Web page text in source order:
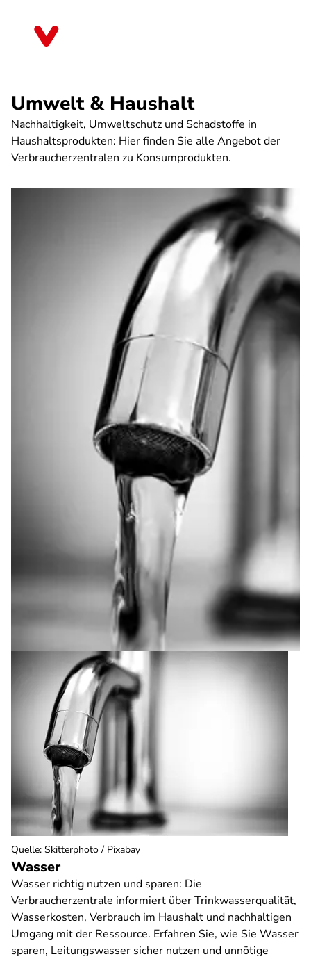
Umwelt & Haushalt
Nachhaltigkeit, Umweltschutz und Schadstoffe in
Haushaltsprodukten: Hier finden Sie alle Angebot der
Verbraucherzentralen zu Konsumprodukten.
Wasser
Wasser richtig nutzen und sparen: Die
Verbraucherzentrale informiert über Trinkwasserqualität,
Wasserkosten, Verbrauch im Haushalt und nachhaltigen
Umgang mit der Ressource. Erfahren Sie, wie Sie Wasser
sparen, Leitungswasser sicher nutzen und unnötige
Quelle: Skitterphoto / Pixabay